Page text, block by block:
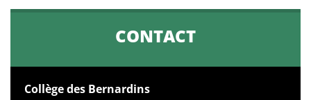
CONTACT
Collège des Bernardins